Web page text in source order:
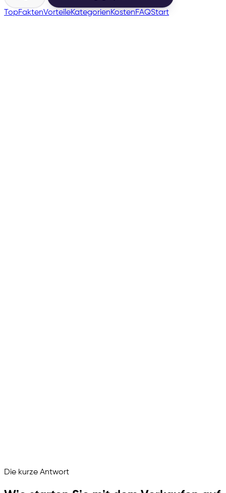
TopFaktenVorteileKategorienKostenFAQStart
ChannelizeAnalyze
Die kurze Antwort